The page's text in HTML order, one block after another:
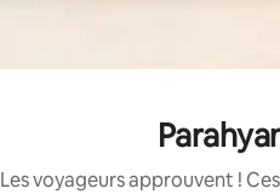
Les voyageurs approuvent !